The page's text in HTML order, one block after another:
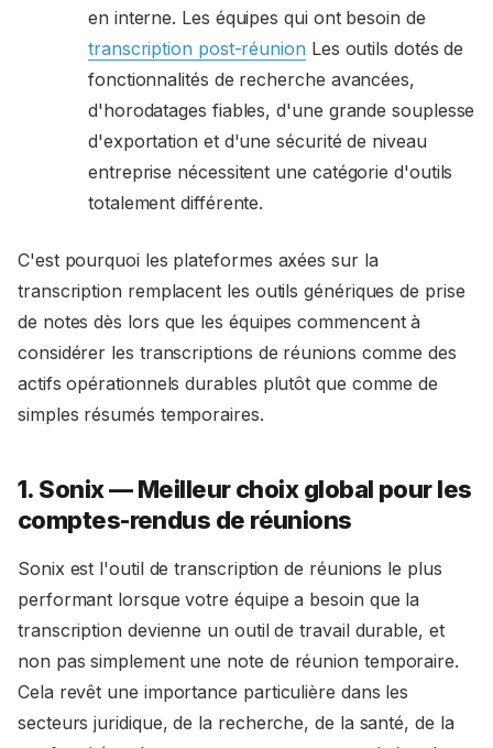
en interne. Les équipes qui ont besoin de
transcription post-réunionLes outils dotés de
fonctionnalités de recherche avancées,
d'horodatages fiables, d'une grande souplesse
d'exportation et d'une sécurité de niveau
entreprise nécessitent une catégorie d'outils
totalement différente.
C'est pourquoi les plateformes axées sur la
transcription remplacent les outils génériques de prise
de notes dès lors que les équipes commencent à
considérer les transcriptions de réunions comme des
actifs opérationnels durables plutôt que comme de
simples résumés temporaires.
1. Sonix — Meilleur choix global pour les
comptes-rendus de réunions
Sonix est l'outil de transcription de réunions le plus
performant lorsque votre équipe a besoin que la
transcription devienne un outil de travail durable, et
non pas simplement une note de réunion temporaire.
Cela revêt une importance particulière dans les
secteurs juridique, de la recherche, de la santé, de la